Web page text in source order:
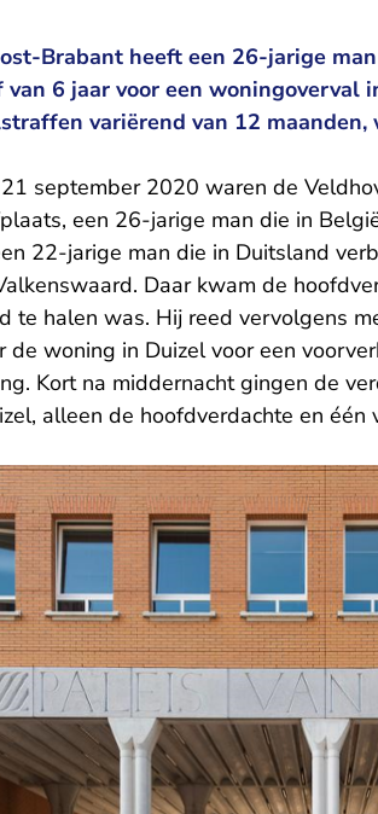
Brabant heeft een 26-jarige
6 jaar voor een woningoverval
variërend van 12
september 2020 waren de
een 26-jarige man die in
22-jarige man die in Duitsland
Daar kwam de
te halen was. Hij reed vervolgens
de woning in Duizel voor een
Kort na middernacht gingen de
alleen de hoofdverdachte en